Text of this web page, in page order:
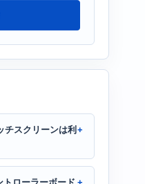
チスクリーンは利